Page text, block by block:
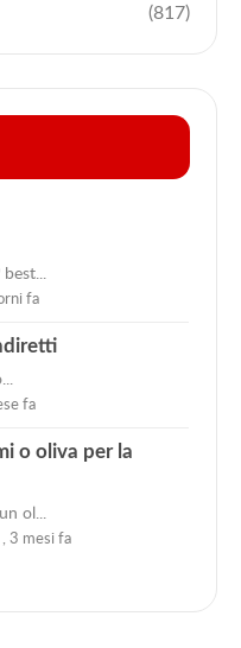
(817)
fa
fa
o oliva per la
ol...
, 3 mesi fa